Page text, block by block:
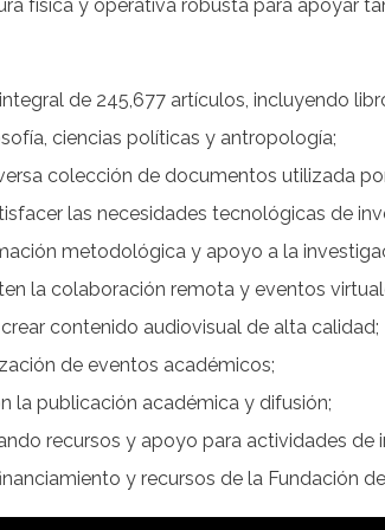
física y operativa robusta para apoyar
de 245,677 artículos, incluyendo
ciencias políticas y antropología;
colección de documentos utilizada
las necesidades tecnológicas de
metodológica y apoyo a la
la colaboración remota y eventos
contenido audiovisual de alta calidad;
de eventos académicos;
la publicación académica y difusión;
recursos y apoyo para actividades de
y recursos de la Fundación